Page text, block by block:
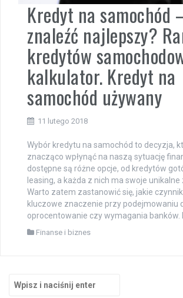
Kredyt na samochód
znaleźć najlepszy?
kredytów
kalkulator. Kredyt na
samochód używany
11 lutego 2018
Wybór kredytu na samochód to decyzja,
znacząco wpłynąć na naszą sytuację
dostępne są różne opcje, od kredytów
leasing, a każda z nich ma swoje unikalne
Warto zatem zastanowić się, jakie
kluczowe znaczenie przy podejmowaniu
oprocentowanie czy wymagania banków.
Finanse i biznes